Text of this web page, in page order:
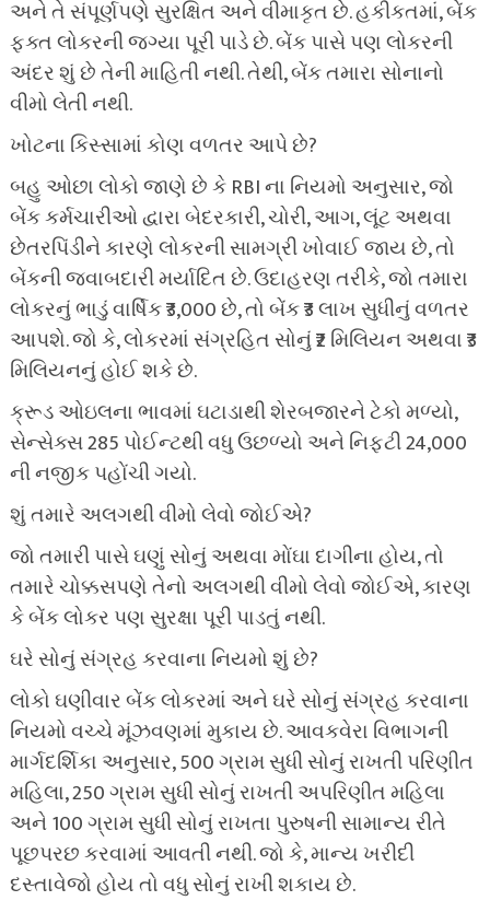
અને તે સંપૂર્ણપણે સુરક્ષિત અને વીમાકૃત છે. હકીકતમાં, બેંક
ફક્ત લોકરની જગ્યા પૂરી પાડે છે. બેંક પાસે પણ લોકરની
અંદર શું છે તેની માહિતી નથી. તેથી, બેંક તમારા સોનાનો
વીમો લેતી નથી.
ખોટના કિસ્સામાં કોણ વળતર આપે છે?
બહુ ઓછા લોકો જાણે છે કે RBI ના નિયમો અનુસાર, જો
બેંક કર્મચારીઓ દ્વારા બેદરકારી, ચોરી, આગ, લૂંટ અથવા
છેતરપિંડીને કારણે લોકરની સામગ્રી ખોવાઈ જાય છે, તો
બેંકની જવાબદારી મર્યાદિત છે. ઉદાહરણ તરીકે, જો તમારા
લોકરનું ભાડું વાર્ષિક ₹3,000 છે, તો બેંક ₹3 લાખ સુધીનું વળતર
આપશે. જો કે, લોકરમાં સંગ્રહિત સોનું ₹2 મિલિયન અથવા ₹3
મિલિયનનું હોઈ શકે છે.
ક્રૂડ ઓઇલના ભાવમાં ઘટાડાથી શેરબજારને ટેકો મળ્યો,
સેન્સેક્સ 285 પોઈન્ટથી વધુ ઉછળ્યો અને નિફ્ટી 24,000
ની નજીક પહોંચી ગયો.
શું તમારે અલગથી વીમો લેવો જોઈએ?
જો તમારી પાસે ઘણું સોનું અથવા મોંઘા દાગીના હોય, તો
તમારે ચોક્કસપણે તેનો અલગથી વીમો લેવો જોઈએ, કારણ
કે બેંક લોકર પણ સુરક્ષા પૂરી પાડતું નથી.
ઘરે સોનું સંગ્રહ કરવાના નિયમો શું છે?
લોકો ઘણીવાર બેંક લોકરમાં અને ઘરે સોનું સંગ્રહ કરવાના
નિયમો વચ્ચે મૂંઝવણમાં મુકાય છે. આવકવેરા વિભાગની
માર્ગદર્શિકા અનુસાર, 500 ગ્રામ સુધી સોનું રાખતી પરિણીત
મહિલા, 250 ગ્રામ સુધી સોનું રાખતી અપરિણીત મહિલા
અને 100 ગ્રામ સુધી સોનું રાખતા પુરુષની સામાન્ય રીતે
પૂછપરછ કરવામાં આવતી નથી. જો કે, માન્ય ખરીદી
દસ્તાવેજો હોય તો વધુ સોનું રાખી શકાય છે.